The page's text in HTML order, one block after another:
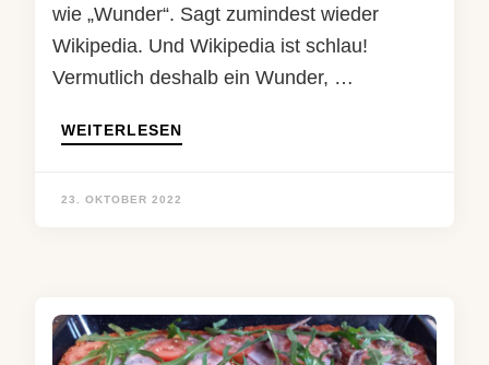
wie „Wunder“. Sagt zumindest wieder
Wikipedia. Und Wikipedia ist schlau!
Vermutlich deshalb ein Wunder, …
WEITERLESEN
23. OKTOBER 2022